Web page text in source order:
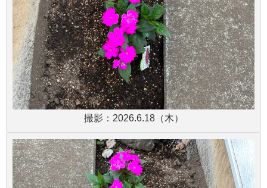
撮影：2026.6.18（木）